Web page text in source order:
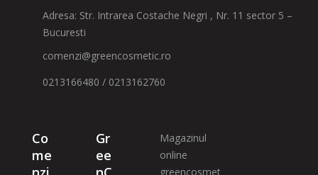
Adresa: Str. Intrarea Costache Negri , Nr. 11 sector 5 –
Bucuresti
comenzi@greencosmetic.ro
0213166480 / 0213162760
Co
me
Gr
ee
Magazinul
online
greencosmet